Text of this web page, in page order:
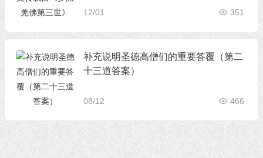
12/01 351
补充说明圣德高僧们的重要答覆（第二
十三道答案）
08/12 466